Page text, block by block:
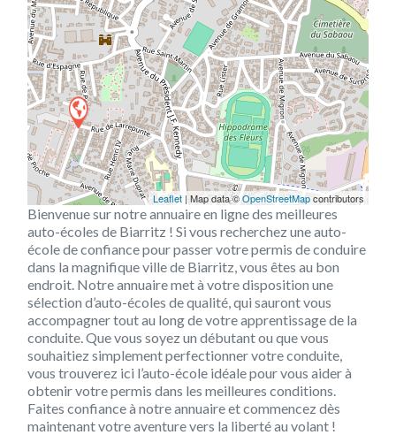
Leaflet | Map data ©OpenStreetMapcontributors
Bienvenue sur notre annuaire en ligne des meilleures
auto-écoles de Biarritz ! Si vous recherchez une auto-
école de confiance pour passer votre permis de conduire
dans la magnifique ville de Biarritz, vous êtes au bon
endroit. Notre annuaire met à votre disposition une
sélection d’auto-écoles de qualité, qui sauront vous
accompagner tout au long de votre apprentissage de la
conduite. Que vous soyez un débutant ou que vous
souhaitiez simplement perfectionner votre conduite,
vous trouverez ici l’auto-école idéale pour vous aider à
obtenir votre permis dans les meilleures conditions.
Faites confiance à notre annuaire et commencez dès
maintenant votre aventure vers la liberté au volant !